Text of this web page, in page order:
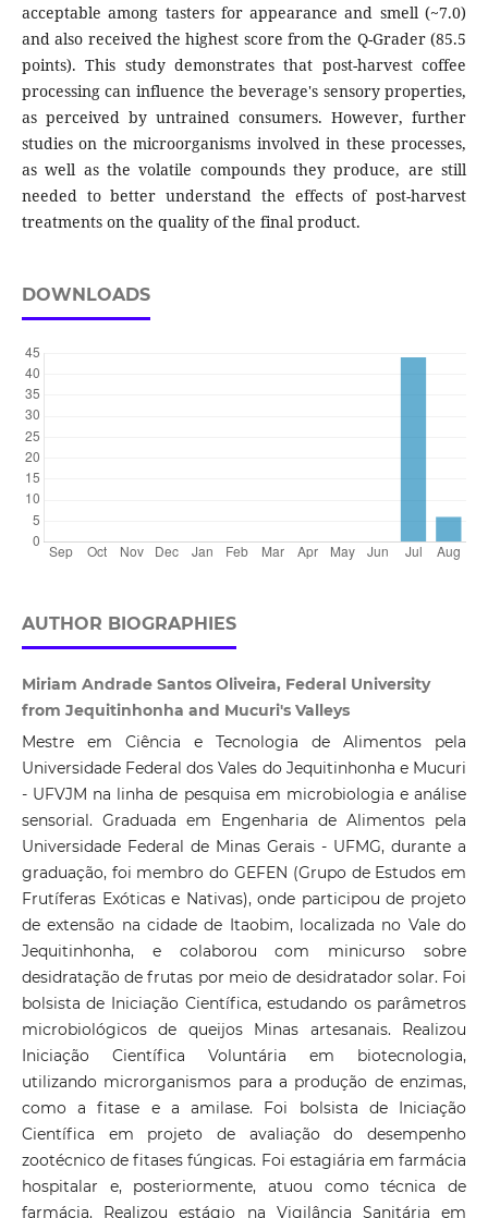
acceptable among tasters for appearance and smell (~7.0)
and also received the highest score from the Q-Grader (85.5
points). This study demonstrates that post-harvest coffee
processing can influence the beverage's sensory properties,
as perceived by untrained consumers. However, further
studies on the microorganisms involved in these processes,
as well as the volatile compounds they produce, are still
needed to better understand the effects of post-harvest
treatments on the quality of the final product.
DOWNLOADS
AUTHOR BIOGRAPHIES
Miriam Andrade Santos Oliveira, Federal University
from Jequitinhonha and Mucuri's Valleys
Mestre em Ciência e Tecnologia de Alimentos pela
Universidade Federal dos Vales do Jequitinhonha e Mucuri
- UFVJM na linha de pesquisa em microbiologia e análise
sensorial. Graduada em Engenharia de Alimentos pela
Universidade Federal de Minas Gerais - UFMG, durante a
graduação, foi membro do GEFEN (Grupo de Estudos em
Frutíferas Exóticas e Nativas), onde participou de projeto
de extensão na cidade de Itaobim, localizada no Vale do
Jequitinhonha, e colaborou com minicurso sobre
desidratação de frutas por meio de desidratador solar. Foi
bolsista de Iniciação Científica, estudando os parâmetros
microbiológicos de queijos Minas artesanais. Realizou
Iniciação Científica Voluntária em biotecnologia,
utilizando microrganismos para a produção de enzimas,
como a fitase e a amilase. Foi bolsista de Iniciação
Científica em projeto de avaliação do desempenho
zootécnico de fitases fúngicas. Foi estagiária em farmácia
hospitalar e, posteriormente, atuou como técnica de
farmácia. Realizou estágio na Vigilância Sanitária em